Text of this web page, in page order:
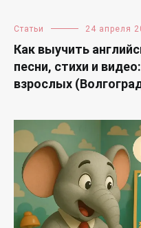
Статьи 24 апреля
Как выучить
песни, стихи и
взрослых